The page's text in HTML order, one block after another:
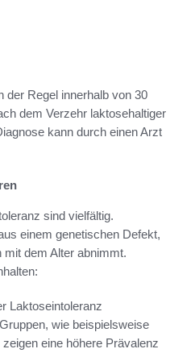
der Regel innerhalb von 30
dem Verzehr laktosehaltiger
kann durch einen Arzt
sind vielfältig.
einem genetischen Defekt,
dem Alter abnimmt.
Laktoseintoleranz
wie beispielsweise
eine höhere Prävalenz